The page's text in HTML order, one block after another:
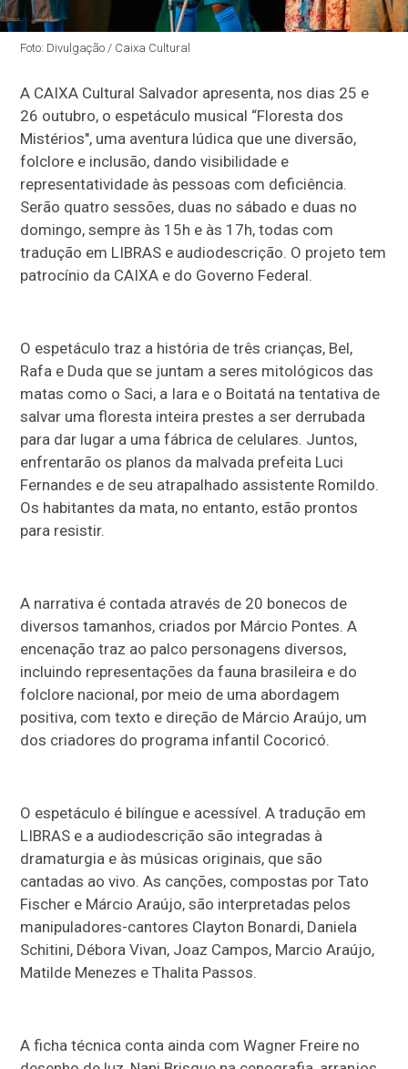
Foto: Divulgação / Caixa Cultural
A CAIXA Cultural Salvador apresenta, nos dias 25 e
26 outubro, o espetáculo musical “Floresta dos
Mistérios", uma aventura lúdica que une diversão,
folclore e inclusão, dando visibilidade e
representatividade às pessoas com deficiência.
Serão quatro sessões, duas no sábado e duas no
domingo, sempre às 15h e às 17h, todas com
tradução em LIBRAS e audiodescrição. O projeto tem
patrocínio da CAIXA e do Governo Federal.
O espetáculo traz a história de três crianças, Bel,
Rafa e Duda que se juntam a seres mitológicos das
matas como o Saci, a Iara e o Boitatá na tentativa de
salvar uma floresta inteira prestes a ser derrubada
para dar lugar a uma fábrica de celulares. Juntos,
enfrentarão os planos da malvada prefeita Luci
Fernandes e de seu atrapalhado assistente Romildo.
Os habitantes da mata, no entanto, estão prontos
para resistir.
A narrativa é contada através de 20 bonecos de
diversos tamanhos, criados por Márcio Pontes. A
encenação traz ao palco personagens diversos,
incluindo representações da fauna brasileira e do
folclore nacional, por meio de uma abordagem
positiva, com texto e direção de Márcio Araújo, um
dos criadores do programa infantil Cocoricó.
O espetáculo é bilíngue e acessível. A tradução em
LIBRAS e a audiodescrição são integradas à
dramaturgia e às músicas originais, que são
cantadas ao vivo. As canções, compostas por Tato
Fischer e Márcio Araújo, são interpretadas pelos
manipuladores-cantores Clayton Bonardi, Daniela
Schitini, Débora Vivan, Joaz Campos, Marcio Araújo,
Matilde Menezes e Thalita Passos.
A ficha técnica conta ainda com Wagner Freire no